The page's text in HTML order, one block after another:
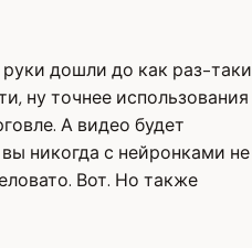
дошли до как раз-таки
ну точнее использования
А видео будет
никогда с нейронками не
Вот. Но также